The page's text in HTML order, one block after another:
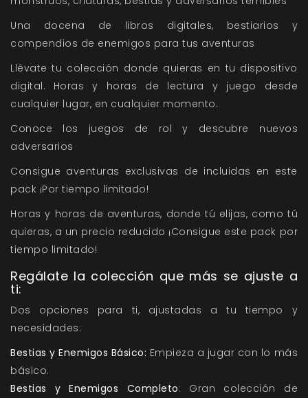
Una docena de libros digitales, bestiarios y
compendios de enemigos para tus aventuras
Llévate tu colección donde quieras en tu dispositivo
digital. Horas y horas de lectura y juego desde
cualquier lugar, en cualquier momento.
Conoce los juegos de rol y descubre nuevos
adversarios
Consigue aventuras exclusivas de incluidas en este
pack ¡Por tiempo limitado!
Horas y horas de aventuras, donde tú elijas, como tú
quieras, a un precio reducido ¡Consigue este pack por
tiempo limitado!
Regálate la colección que más se ajuste a
ti:
Dos opciones para ti, ajustadas a tu tiempo y
necesidades:
Bestias y Enemigos Básico: Empieza a jugar con lo más
básico.
Bestias y Enemigos Completo: Gran colección de